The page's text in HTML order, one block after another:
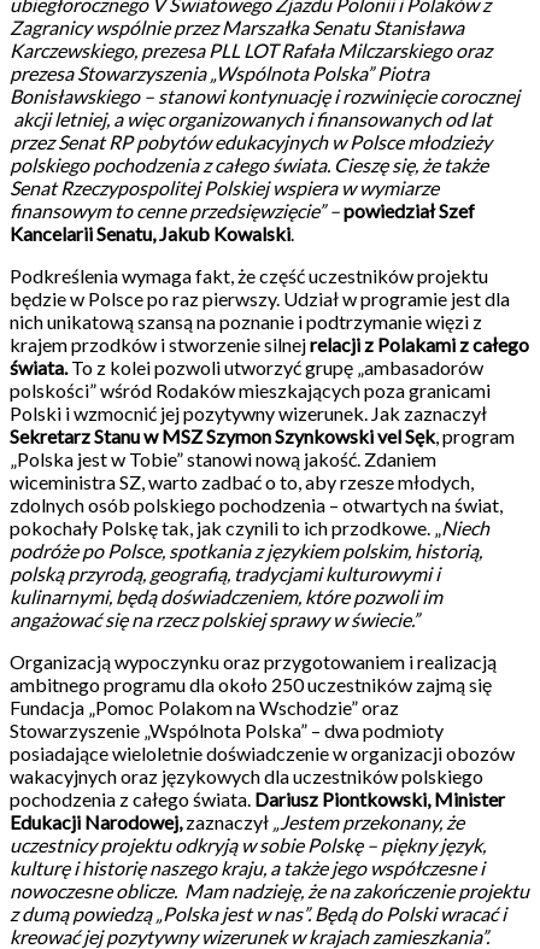
Zagranicy wspólnie przez Marszałka Senatu Stanisława​
Karczewskiego, prezesa PLL LOT Rafała Milczarskiego oraz
prezesa Stowarzyszenia​ „Wspólnota Polska” Piotra
Bonisławskiego – stanowi kontynuację i rozwinięcie corocznej​
akcji letniej, a więc organizowanych i finansowanych od lat
przez Senat RP pobytów​ edukacyjnych w Polsce młodzieży
polskiego pochodzenia z całego świata. Cieszę się, że​ także
Senat Rzeczypospolitej Polskiej wspiera w wymiarze
finansowym to cenne przedsięwzięcie” –powiedział​Szef
Kancelarii Senatu​,Jakub Kowalski.
Podkreślenia wymaga fakt, że część uczestników projektu
będzie w Polsce po raz pierwszy. Udział w programie jest dla
nich unikatową szansą na poznanie i podtrzymanie więzi z
krajem przodków i stworzenie silnejrelacji z Polakami z całego
świata.To z kolei pozwoli utworzyć grupę „ambasadorów
polskości” wśród Rodaków mieszkających poza granicami
Polski i wzmocnić jej pozytywny wizerunek. Jak zaznaczył
Sekretarz Stanu w MSZ Szymon Szynkowski vel Sęk, program
„Polska jest w Tobie” stanowi nową jakość. Zdaniem
wiceministra SZ, warto zadbać o to, aby rzesze młodych,
zdolnych osób polskiego pochodzenia – otwartych na świat,
pokochały Polskę tak, jak czynili to ich przodkowe. „Niech
podróże po Polsce, spotkania z językiem polskim, historią,
polską przyrodą, geografią, tradycjami kulturowymi i
kulinarnymi, będą doświadczeniem, które pozwoli im
angażować się na rzecz polskiej sprawy w świecie.”
Organizacją wypoczynku oraz przygotowaniem i realizacją
ambitnego programu dla około 250 uczestników zajmą się
Fundacja „Pomoc Polakom na Wschodzie” oraz
Stowarzyszenie „Wspólnota Polska” – dwa podmioty
posiadające wieloletnie doświadczenie w organizacji obozów
wakacyjnych oraz językowych dla uczestników polskiego
pochodzenia z całego świata. Dariusz Piontkowski, Minister
Edukacji Narodowej,zaznaczył „Jestem przekonany, że
uczestnicy projektu odkryją w sobie Polskę – piękny język,
kulturę i historię naszego kraju, a także jego współczesne i
nowoczesne oblicze. Mam nadzieję, że na zakończenie projektu
z dumą powiedzą „Polska jest w nas”. Będą do Polski wracać i
kreować jej pozytywny wizerunek w krajach zamieszkania”.